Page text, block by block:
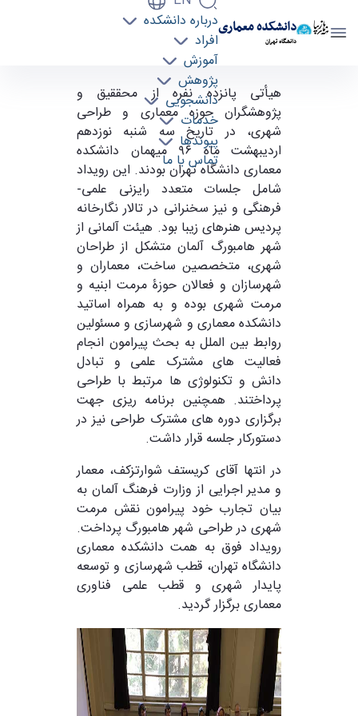
دانشکده معماری
دانشگاه تهران
درباره دانشکده
افراد
آموزش
پژوهش
دانشجویی
خدمات
پیوندها
تماس با ما
دانشکده معماری دانشگاه تهران؛ میزبان هیأتی از
اساتید آلمانی - دانشکده معماری arch
هیأتی پانزده نفره از محققیق و
پژوهشگران حوزه معماری و طراحی
شهری، در تاریخ سه شنبه نوزدهم
اردیبهشت ماه ۹۶ میهمان دانشکده
معماری دانشگاه تهران بودند. این رویداد
شامل جلسات متعدد رایزنی علمی-
فرهنگی و نیز سخنرانی در تالار نگارخانه
پردیس هنرهای زیبا بود. هیئت آلمانی از
شهر هامبورگ آلمان متشکل از طراحان
شهری، متخصصین ساخت، معماران و
شهرسازان و فعالان حوزۀ مرمت ابنیه و
مرمت شهری بوده و به همراه اساتید
دانشکده معماری و شهرسازی و مسئولین
روابط بین الملل به بحث پیرامون انجام
فعالیت های مشترک علمی و تبادل
دانش و تکنولوژی ها مرتبط با طراحی
پرداختند. همچنین برنامه ریزی جهت
برگزاری دوره های مشترک طراحی نیز در
دستورکار جلسه قرار داشت.
در انتها آقای کریستف شوارتزکف، معمار
و مدیر اجرایی از وزارت فرهنگ آلمان به
بیان تجارب خود پیرامون نقش مرمت
شهری در طراحی شهر هامبورگ پرداخت.
رویداد فوق به همت دانشکده معماری
دانشگاه تهران، قطب شهرسازی و توسعه
پایدار شهری و قطب علمی فناوری
معماری برگزار گردید.